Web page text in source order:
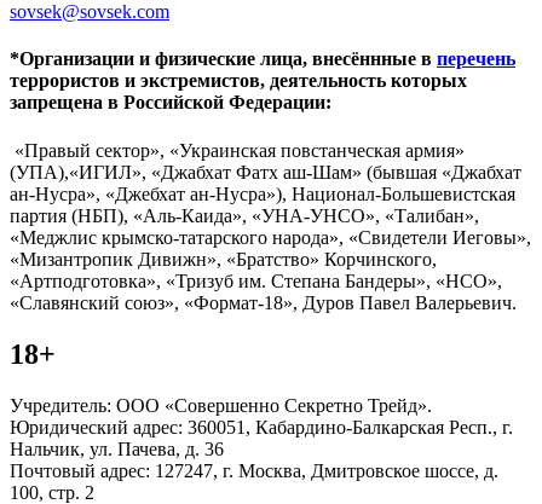
sovsek@sovsek.com
*Организации и физические лица, внесённные в перечень
террористов и экстремистов, деятельность которых
запрещена в Российской Федерации:
«Правый сектор», «Украинская повстанческая армия»
(УПА),«ИГИЛ», «Джабхат Фатх аш-Шам» (бывшая «Джабхат
ан-Нусра», «Джебхат ан-Нусра»), Национал-Большевистская
партия (НБП), «Аль-Каида», «УНА-УНСО», «Талибан»,
«Меджлис крымско-татарского народа», «Свидетели Иеговы»,
«Мизантропик Дивижн», «Братство» Корчинского,
«Артподготовка», «Тризуб им. Степана Бандеры», «НСО»,
«Славянский союз», «Формат-18», Дуров Павел Валерьевич.
18+
Учредитель: ООО «Совершенно Секретно Трейд».
Юридический адрес: 360051, Кабардино-Балкарская Респ., г.
Нальчик, ул. Пачева, д. 36
Почтовый адрес: 127247, г. Москва, Дмитровское шоссе, д.
100, стр. 2